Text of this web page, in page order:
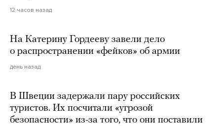
12 часов назад
На Катерину Гордееву завели дело
о распространении «фейков» об армии
день назад
В Швеции задержали пару российских
туристов. Их посчитали «угрозой
безопасности» из-за того, что они поставили